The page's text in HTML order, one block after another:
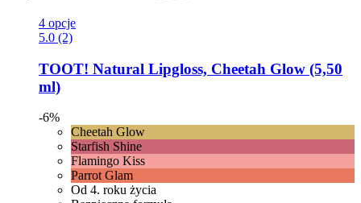
4 opcje
5.0 (2)
TOOT! Natural Lipgloss, Cheetah Glow (5,50
ml)
-6%
Cheetah Glow
Starfish Shine
Flamingo Kiss
Parrot Glam
Od 4. roku życia